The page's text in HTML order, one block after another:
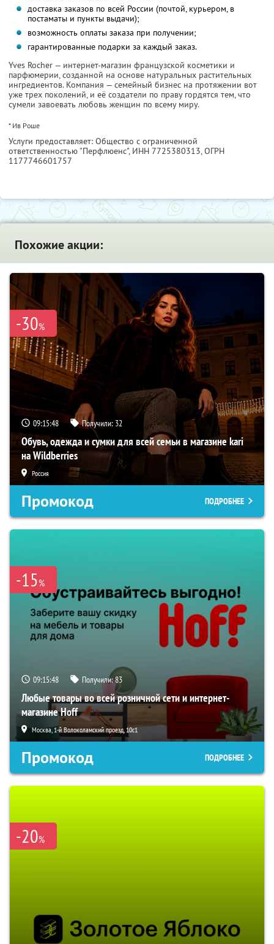
доставка заказов по всей России (почтой, курьером, в
постаматы и пункты выдачи);
возможность оплаты заказа при получении;
гарантированные подарки за каждый заказ.
Yves Rocher — интернет-магазин французской косметики и
парфюмерии, созданной на основе натуральных растительных
ингредиентов. Компания — семейный бизнес на протяжении вот
уже трех поколений, и её создатели по праву гордятся тем, что
сумели завоевать любовь женщин по всему миру.
* Ив Роше
Услуги предоставляет: Общество с ограниченной
ответственностью "Перфлюенс", ИНН 7725380313, ОГРН
1177746601757
Похожие акции:
-30%
09:15:47 Получили: 32
Обувь, одежда и сумки для всей семьи в магазине kari
на Wildberries
Россия
Промокод ПОДРОБНЕЕ
-15%
09:15:47 Получили:83
Любые товары во всей розничной сети и интернет-
магазине Hoff
Москва, 1-й Волоколамский проезд, 10с1
Промокод ПОДРОБНЕЕ
-20%